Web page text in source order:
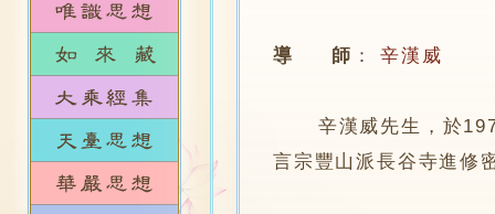
導 師 ： 辛漢威
辛漢威先生，於1973
言宗豐山派長谷寺進修